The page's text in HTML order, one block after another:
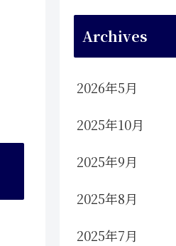
Archives
2026年5月
2025年10月
2025年9月
2025年8月
2025年7月